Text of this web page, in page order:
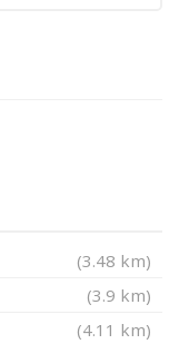
(3.48 km)
(3.9 km)
(4.11 km)